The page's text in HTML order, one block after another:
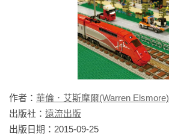
作者： 華倫．艾斯摩爾(Warren Elsmore)
出版社： 遠流出版
出版日期：2015-09-25